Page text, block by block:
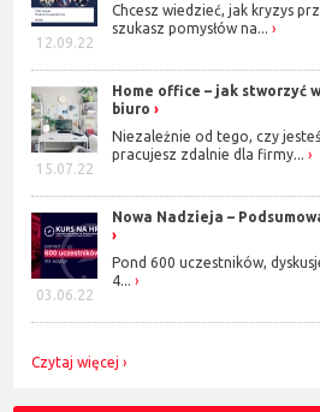
12.09.22
Chcesz wiedzieć, jak kryzys
szukasz pomysłów na...
15.07.22
Home office – jak stworzyć
biuro
Niezależnie od tego, czy
pracujesz zdalnie dla firmy...
03.06.22
Nowa Nadzieja –
Pond 600 uczestników,
4...
Czytaj więcej